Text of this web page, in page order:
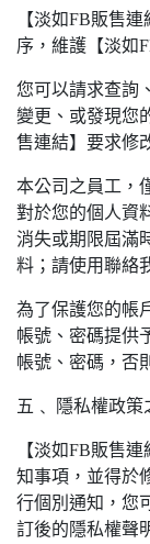
【淡如FB販售
序，維護【淡如
您可以請求查詢
變更、或發現您
售連結】要求修
本公司之員工，
對於您的個人資
消失或期限屆滿
料；請使用聯絡
為了保護您的帳
帳號、密碼提供
帳號、密碼，否
五﹑ 隱私權政策
【淡如FB販售
知事項，並得於
行個別通知，您
訂後的隱私權聲